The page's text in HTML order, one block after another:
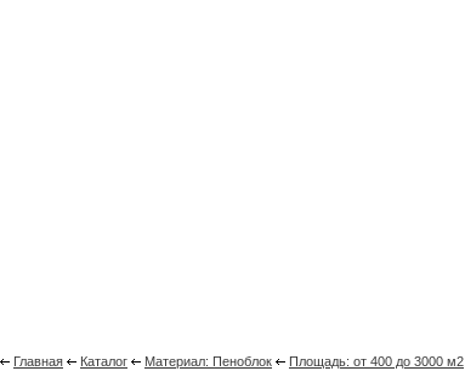
Главная Каталог Материал: Пеноблок Площадь: от 400 до 3000 м2